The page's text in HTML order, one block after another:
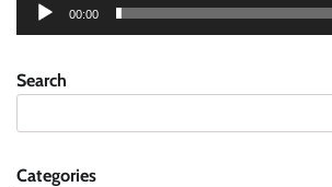
00:00
Search
Categories